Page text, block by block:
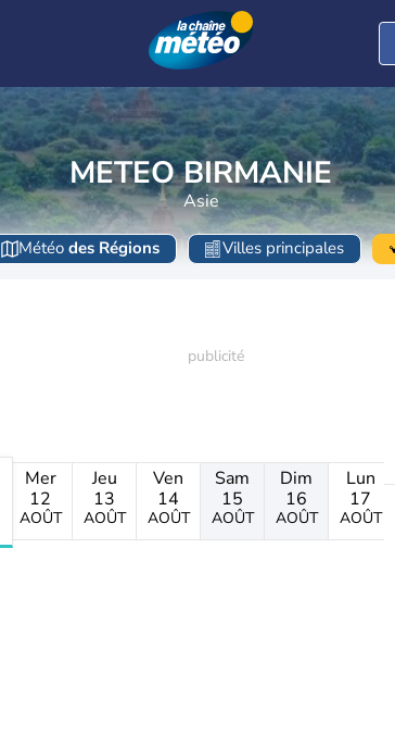
METEO BIRMANIE
Asie
Météo des Régions Villes principales
Mer
12
AOÛT
Jeu
13
AOÛT
Ven
14
AOÛT
Sam
15
AOÛT
Dim
16
AOÛT
Lun
17
AOÛT